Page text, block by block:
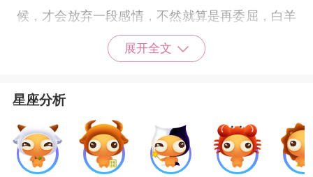
候，才会放弃一段感情，不然就算是再委屈，白羊
都会坚持的。和白羊相爱，只要你不辜负他们，他
们就不会变心，分手也不会从她们嘴里说出来，在
他们接受你的那一刻起，他们就做好了在一起一辈
星座乐原创文章，转载需注明出处
展开全文
星座分析